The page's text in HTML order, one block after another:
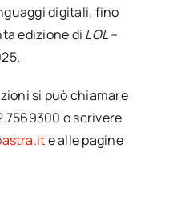
digitali, fino
edizione di LOL –
si può chiamare
o scrivere
e alle pagine